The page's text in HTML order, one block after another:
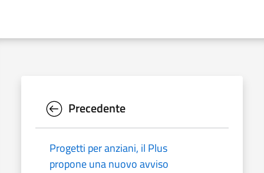
Precedente
Progetti per anziani, il Plus
propone una nuovo avviso